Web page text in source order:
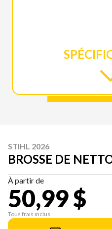
STIHL 2026
BROSSE DE
À partir de
50,99 $
Tous frais inclus